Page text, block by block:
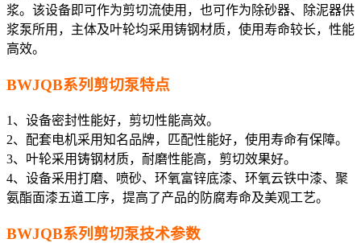
浆。该设备即可作为剪切流使用，也可作为除砂器、除泥器供
浆泵所用，主体及叶轮均采用铸钢材质，使用寿命较长，性能
高效。
BWJQB系列剪切泵特点
1、设备密封性能好，剪切性能高效。
2、配套电机采用知名品牌，匹配性能好，使用寿命有保障。
3、叶轮采用铸钢材质，耐磨性能高，剪切效果好。
4、设备采用打磨、喷砂、环氧富锌底漆、环氧云铁中漆、聚
氨酯面漆五道工序，提高了产品的防腐寿命及美观工艺。
BWJQB系列剪切泵技术参数